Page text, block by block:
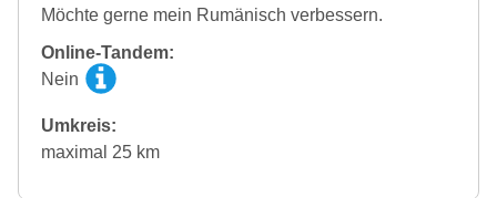
Möchte gerne mein Rumänisch verbessern.
Online-Tandem:
Nein
Umkreis:
maximal 25 km